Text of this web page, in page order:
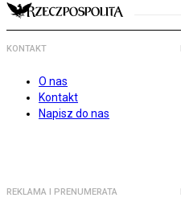
KONTAKT
O nas
Kontakt
Napisz do nas
REKLAMA I PRENUMERATA